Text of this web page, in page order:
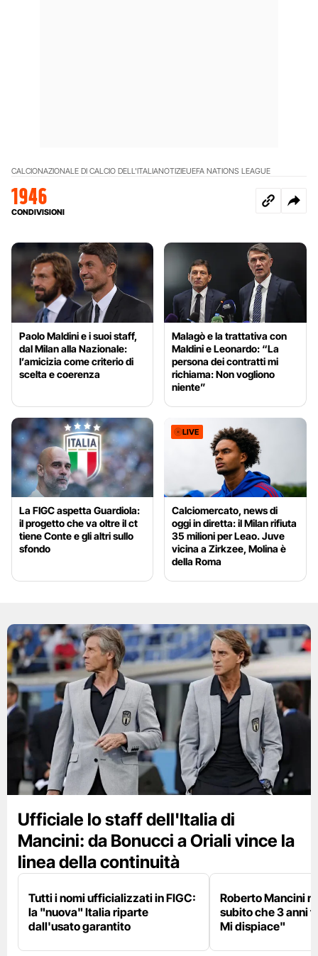
CALCIONAZIONALE DI CALCIO DELL'ITALIANOTIZIEUEFA NATIONS LEAGUE
1946
CONDIVISIONI
Paolo Maldini e i suoi staff,
dal Milan alla Nazionale:
l’amicizia come criterio di
scelta e coerenza
Malagò e la trattativa con
Maldini e Leonardo: “La
persona dei contratti mi
richiama: Non vogliono
niente”
La FIGC aspetta Guardiola:
il progetto che va oltre il ct
tiene Conte e gli altri sullo
sfondo
LIVE
Calciomercato, news di
oggi in diretta: il Milan rifiuta
35 milioni per Leao. Juve
vicina a Zirkzee, Molina è
della Roma
Ufficiale lo staff dell'Italia di
Mancini: da Bonucci a Oriali vince la
linea della continuità
Tutti i nomi ufficializzati in FIGC:
la "nuova" Italia riparte
dall'usato garantito
Roberto Mancini
subito che 3 anni
Mi dispiace"